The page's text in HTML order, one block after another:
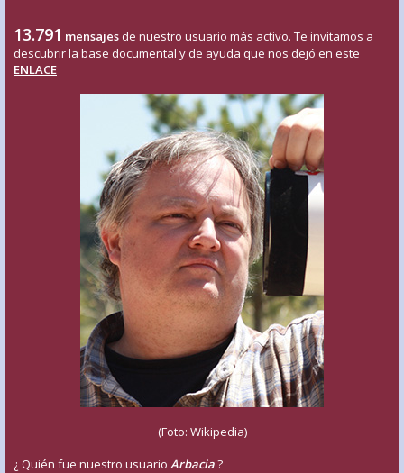
13.791 mensajes de nuestro usuario más activo. Te invitamos a
descubrir la base documental y de ayuda que nos dejó en este
ENLACE
(Foto: Wikipedia)
¿ Quién fue nuestro usuario Arbacia?